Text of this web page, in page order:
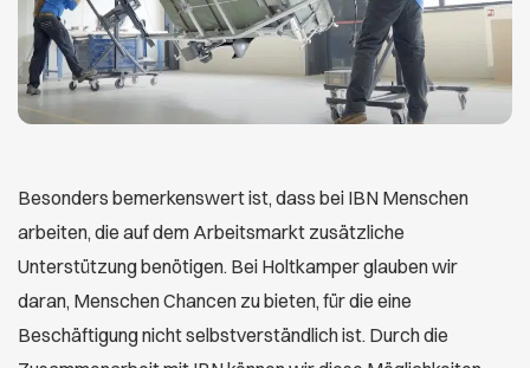
Besonders bemerkenswert ist, dass bei IBN Menschen
arbeiten, die auf dem Arbeitsmarkt zusätzliche
Unterstützung benötigen. Bei Holtkamper glauben wir
daran, Menschen Chancen zu bieten, für die eine
Beschäftigung nicht selbstverständlich ist. Durch die